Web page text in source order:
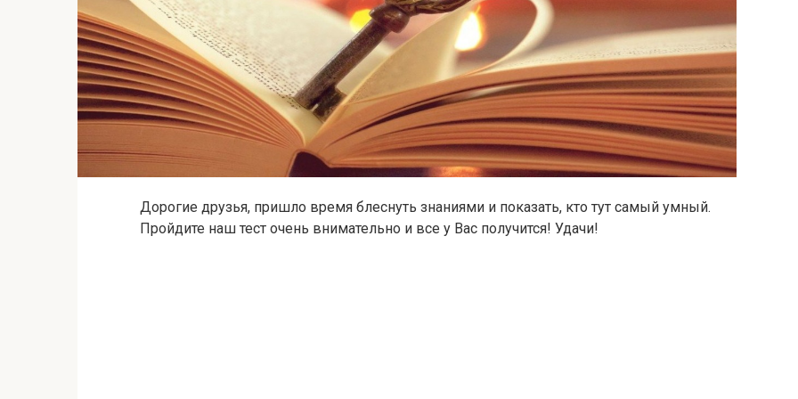
Дорогие друзья, пришло время блеснуть знаниями и показать, кто тут самый умный.
Пройдите наш тест очень внимательно и все у Вас получится! Удачи!